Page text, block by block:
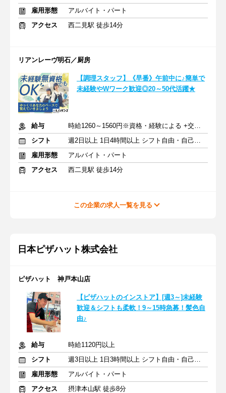
雇用形態
アルバイト・パート
アクセス
西二見駅 徒歩14分
リアンレーヴ明石／厨房
【調理スタッフ】《早番》午前中に♪簡単で
未経験やWワーク歓迎◎20～50代活躍★
給与
時給1260～1560円※資格・経験による +交通費支給
シフト
週2日以上 1日4時間以上 シフト自由・自己申告
雇用形態
アルバイト・パート
アクセス
西二見駅 徒歩14分
この企業の求人一覧を見る
日本ピザハット株式会社
ピザハット 神戸本山店
【ピザハットのインストア】[週3～]未経験
歓迎＆シフトも柔軟！9～15時急募！髪色自
由♪
給与
時給1120円以上
シフト
週3日以上 1日3時間以上 シフト自由・自己申告
雇用形態
アルバイト・パート
アクセス
摂津本山駅 徒歩8分